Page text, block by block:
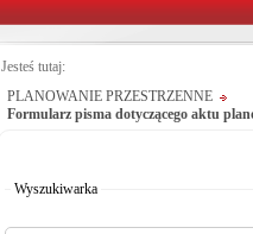
Jesteś tutaj:
PLANOWANIE PRZESTRZENNE
Formularz pisma dotyczącego aktu
Wyszukiwarka